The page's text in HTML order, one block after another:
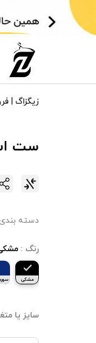
زیگزاگ |
ست
دسته
رنگ :
مشکی
سایز یا